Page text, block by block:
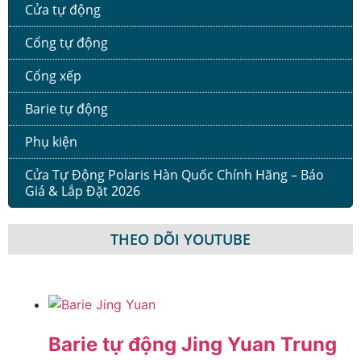
Cửa tự động
Cổng tự động
Cổng xếp
Barie tự động
Phụ kiện
Cửa Tự Động Polaris Hàn Quốc Chính Hãng – Báo
Giá & Lắp Đặt 2026
THEO DÕI YOUTUBE
Barie tự động Jing Yuan Trung